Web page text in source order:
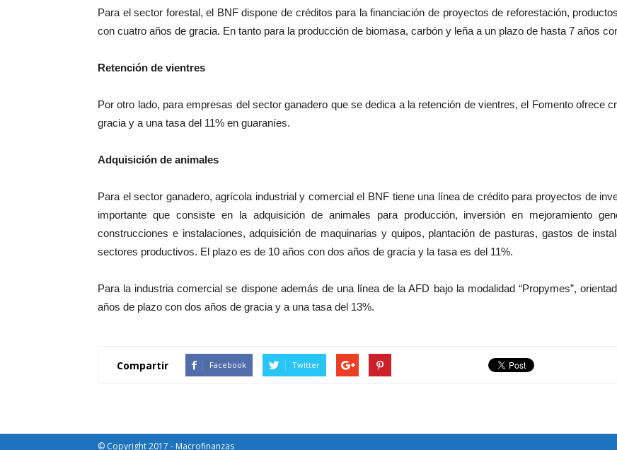
Para el sector forestal, el BNF dispone de créditos para la financiación de proyectos de reforestación,
con cuatro años de gracia. En tanto para la producción de biomasa, carbón y leña a un plazo de hasta 7 años
Retención de vientres
Por otro lado, para empresas del sector ganadero que se dedica a la retención de vientres, el Fomento ofrece
gracia y a una tasa del 11% en guaraníes.
Adquisición de animales
Para el sector ganadero, agrícola industrial y comercial el BNF tiene una línea de crédito para proyectos de
importante que consiste en la adquisición de animales para producción, inversión en mejoramiento
construcciones e instalaciones, adquisición de maquinarias y quipos, plantación de pasturas, gastos de
sectores productivos. El plazo es de 10 años con dos años de gracia y la tasa es del 11%.
Para la industria comercial se dispone además de una línea de la AFD bajo la modalidad “Propymes”,
años de plazo con dos años de gracia y a una tasa del 13%.
Compartir Facebook Twitter
© Copyright 2017 - Macrofinanzas